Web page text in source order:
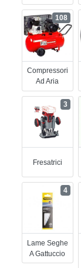
Compressori
Ad Aria
108
Fresatrici
3
Lame Seghe
A Gattuccio
4